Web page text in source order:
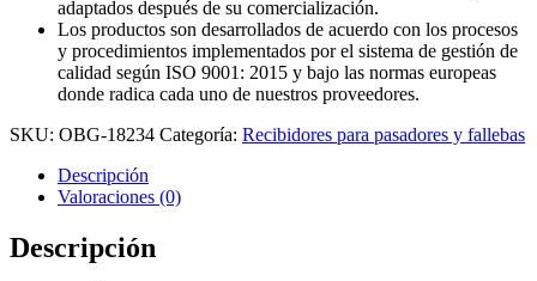
adaptados después de su comercialización.
Los productos son desarrollados de acuerdo con los procesos
y procedimientos implementados por el sistema de gestión de
calidad según ISO 9001: 2015 y bajo las normas europeas
donde radica cada uno de nuestros proveedores.
SKU: OBG-18234 Categoría: Recibidores para pasadores y fallebas
Descripción
Valoraciones (0)
Descripción